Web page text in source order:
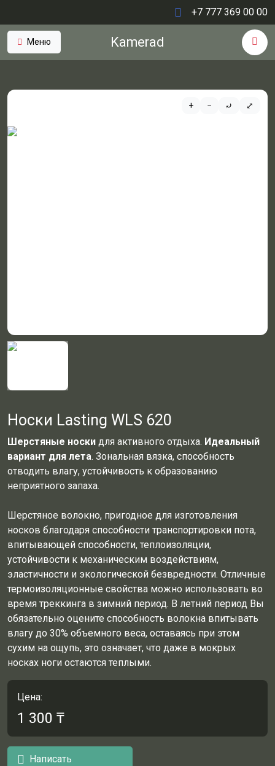
+7 777 369 00 00
Меню Kamerad
+ − ⤾ ⤢
Носки Lasting WLS 620
Шерстяные носки для активного отдыха. Идеальный
вариант для лета. Зональная вязка, способность
отводить влагу, устойчивость к образованию
неприятного запаха.
Шерстяное волокно, пригодное для изготовления
носков благодаря способности транспортировки пота,
впитывающей способности, теплоизоляции,
устойчивости к механическим воздействиям,
эластичности и экологической безвредности. Отличные
термоизоляционные свойства можно использовать во
время треккинга в зимний период. В летний период Вы
обязательно оцените способность волокна впитывать
влагу до 30% объемного веса, оставаясь при этом
сухим на ощупь, это означает, что даже в мокрых
носках ноги остаются теплыми.
Цена:
1 300 ₸
Написать